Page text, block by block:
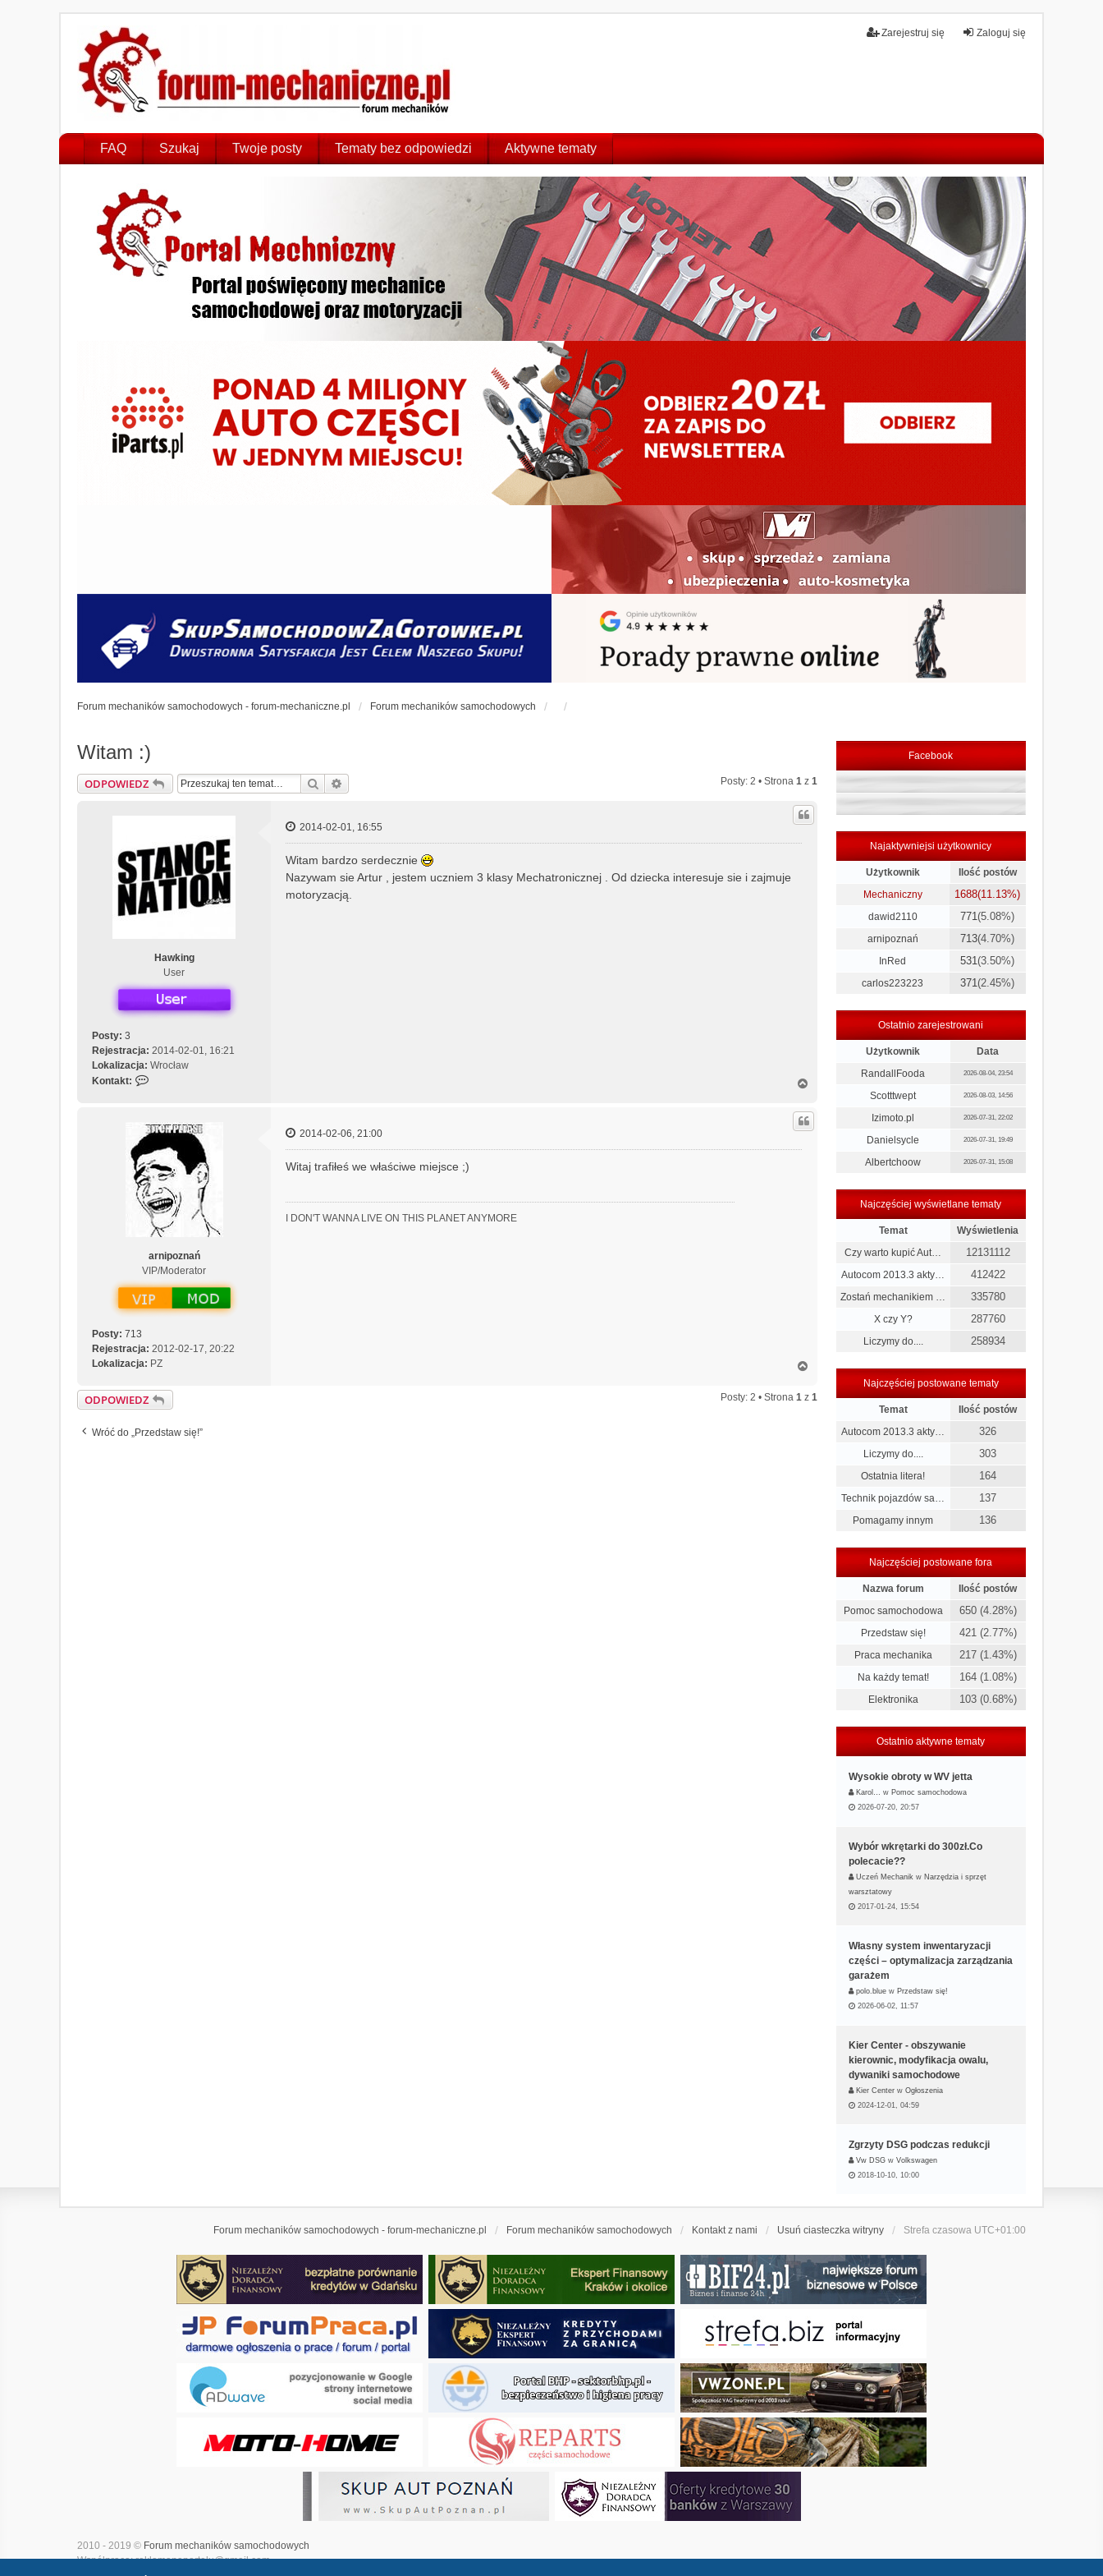
Zaloguj się
Zarejestruj się
FAQ Szukaj Twoje posty Tematy bez odpowiedzi Aktywne tematy
Forum mechaników samochodowych - forum-mechaniczne.pl Forum mechaników samochodowych
Witam :)
ODPOWIEDZ Szukaj Posty: 2 • Strona 1z 1
Hawking
User
Posty: 3
Rejestracja: 2014-02-01, 16:21
Lokalizacja: Wrocław
Kontakt:
n
a
k
t
u
j
s
ę
z
H
a
w
i
n
2014-02-01, 16:55
Witam bardzo serdecznie
Nazywam sie Artur , jestem uczniem 3 klasy Mechatronicznej . Od dziecka interesuje sie i zajmuje
motoryzacją.
g
r
arnipoznań
VIP/Moderator
Posty: 713
Rejestracja: 2012-02-17, 20:22
Lokalizacja: PZ
2014-02-06, 21:00
Witaj trafiłeś we właściwe miejsce ;)
I DON'T WANNA LIVE ON THIS PLANET ANYMORE
g
ó
ODPOWIEDZ Posty: 2 • Strona 1z 1
Wróć do „Przedstaw się!”
Facebook
Najaktywniejsi użytkownicy
Użytkownik
Ilość postów
Mechaniczny
1688(11.13%)
dawid2110 771(5.08%)
arnipoznań 713(4.70%)
InRed 531(3.50%)
carlos223223 371(2.45%)
Ostatnio zarejestrowani
Użytkownik
Data
RandallFooda
2026-08-04, 23:54
Scotttwept 2026-08-03, 14:56
Izimoto.pl 2026-07-31, 22:02
Danielsycle 2026-07-31, 19:49
Albertchoow 2026-07-31, 15:08
Najczęściej wyświetlane tematy
Temat
Wyświetlenia
Czy warto kupić Aut…
12131112
Autocom 2013.3 akty… 412422
Zostań mechanikiem … 335780
X czy Y? 287760
Liczymy do.... 258934
Najczęściej postowane tematy
Temat
Ilość postów
Autocom 2013.3 akty…
326
Liczymy do.... 303
Ostatnia litera! 164
Technik pojazdów sa… 137
Pomagamy innym 136
Najczęściej postowane fora
Nazwa forum
Ilość postów
Pomoc samochodowa
650 (4.28%)
Przedstaw się! 421 (2.77%)
Praca mechanika 217 (1.43%)
Na każdy temat! 164 (1.08%)
Elektronika 103 (0.68%)
Ostatnio aktywne tematy
Wysokie obroty w WV jetta
Karol… w Pomoc samochodowa
2026-07-20, 20:57
Wybór wkrętarki do 300zł.Co
polecacie??
Uczeń Mechanik w Narzędzia i sprzęt
warsztatowy
2017-01-24, 15:54
Własny system inwentaryzacji
części – optymalizacja zarządzania
garażem
polo.blue w Przedstaw się!
2026-06-02, 11:57
Kier Center - obszywanie
kierownic, modyfikacja owalu,
dywaniki samochodowe
Kier Center w Ogłoszenia
2024-12-01, 04:59
Zgrzyty DSG podczas redukcji
Vw DSG w Volkswagen
2018-10-10, 10:00
Forum mechaników samochodowych - forum-mechaniczne.pl Forum mechaników samochodowych Kontakt z nami Usuń ciasteczka witryny Strefa czasowa UTC+01:00
2010 - 2019 © Forum mechaników samochodowych
Współpraca: reklamanaportalu@gmail.com